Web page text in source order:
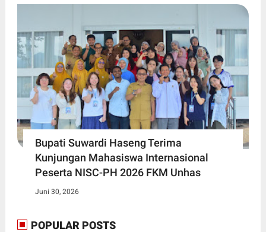
Bupati Suwardi Haseng Terima
Kunjungan Mahasiswa Internasional
Peserta NISC-PH 2026 FKM Unhas
Juni 30, 2026
POPULAR POSTS